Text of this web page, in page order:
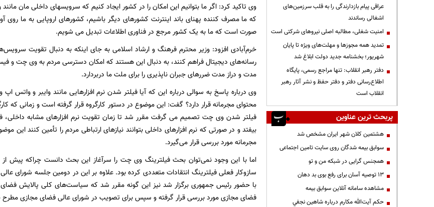
وی تاکید کرد: اگر ما بتوانیم این امکان را در کشور ایجاد کنیم که سرویسهای داخلی مان
که ما مصرف کننده پهنای باند اینترنت کشورهای دیگر باشیم، کشورهای اروپایی به ما روی
صورت است که ما به یک کشور مرجع در فناوری اطلاعات تبدیل می شویم.
خرم‌آبادی افزود: وزیر محترم فرهنگ و ارشاد اسلامی به جای اینکه به دنبال تقویت
رسانه‌های دیجیتال فراهم کنند، به دنبال این هستند که امکان دسترسی مردم به وی چت و
مدت و دراز مدت ضررهای جبران ناپذیری را برای ملت ما دربردارد.
وی درباره پاسخ به سوالی درباره این که آیا فیلتر شدن نرم افزارهایی مانند وایبر و واتس
محتوای مجرمانه قرار دارد؟ گفت: این موضوع در دستور کارگروه قرار گرفته است و زمانی که
فیلتر شدن وی چت تصمیم می گرفت مقرر شد تا زمان تقویت نرم افزارهای مشابه داخلی،
بیفتد و در صورتی که نرم افزارهای داخلی بتوانند نیازهای ارتباطی مردم را تأمین کنند
مجرمانه مورد بررسی قرار می‌گیرد.
اما با این وجود نمی‌توان بحث فیلترینگ وی چت را سرآغاز این بحث دانست چراکه پیش از
سازوکار فعلی فیلترینگ انتقادات متعددی کرده بود. علاوه بر این در دومین جلسه شورای
با حضور رئیس جمهوری برگزار شد نیز این گونه مقرر شد که سیاست‌های کلی پالایش
فضای مجازی مورد بررسی قرار گرفته و سپس برای تصویب در شورای عالی فضای مجازی
عراقی پیام بازدارندگی را به قلب سرزمین‌های
اشغالی رساندند
‌امنیت شغلی، مطالبه اصلی نیروهای شرکتی است
تمدید همه مجوزها و مهلت‌های ویژه تا پایان
شهریور؛ بخشنامه جدید دولت ابلاغ شد
دفتر رهبر انقلاب: تنها مراجع رسمی، پایگاه
اطلاع‌رسانی دفتر و دفتر حفظ و نشر آثار رهبر
انقلاب است
پربحث ترین عناوین
هشتمین کلان شهر ایران مشخص شد
سوابق بیمه شدگان روی سایت تامین اجتماعی
همجنس گرایی در شبکه من و تو
13 توصیه آسان برای رفع بوی بد دهان
مشاهده سامانه آنلاين سوابق بیمه
حكم آيت‌الله مكارم درباره شاهين نجفي